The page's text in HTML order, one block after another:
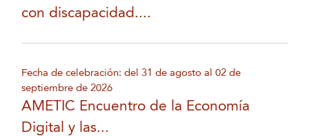
con discapacidad....
Fecha de celebración: del 31 de agosto al 02 de
septiembre de 2026
AMETIC Encuentro de la Economía
Digital y las...